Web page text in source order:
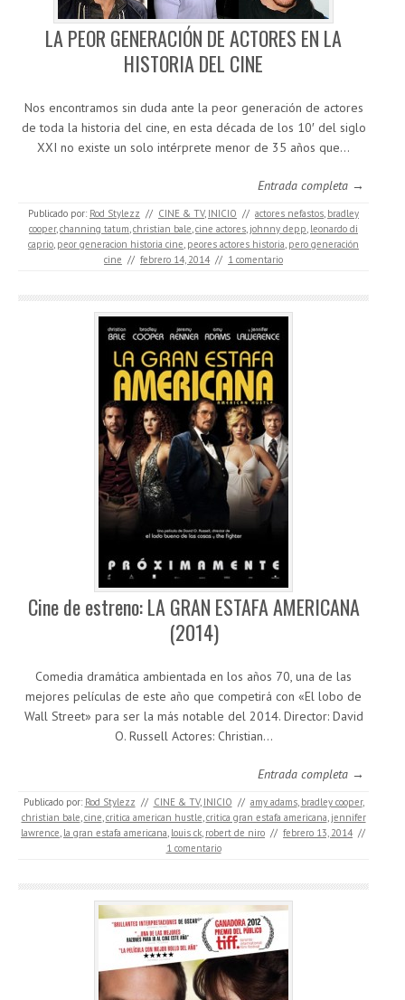
LA PEOR GENERACIÓN DE ACTORES EN LA
HISTORIA DEL CINE
Nos encontramos sin duda ante la peor generación de actores
de toda la historia del cine, en esta década de los 10′ del siglo
XXI no existe un solo intérprete menor de 35 años que…
Entrada completa →
Publicado por: Rod Stylezz // CINE & TV, INICIO // actores nefastos, bradley
cooper,channing tatum,christian bale,cine actores, johnny depp, leonardo di
caprio, peor generacion historia cine, peores actores historia, pero generación
cine // febrero 14, 2014 // 1 comentario
Cine de estreno: LA GRAN ESTAFA AMERICANA
(2014)
Comedia dramática ambientada en los años 70, una de las
mejores películas de este año que competirá con «El lobo de
Wall Street» para ser la más notable del 2014. Director: David
O. Russell Actores: Christian…
Entrada completa →
Publicado por: Rod Stylezz // CINE & TV, INICIO // amy adams, bradley cooper,
christian bale,cine,critica american hustle,critica gran estafa americana, jennifer
lawrence, la gran estafa americana, louis ck, robert de niro // febrero 13, 2014 //
1 comentario